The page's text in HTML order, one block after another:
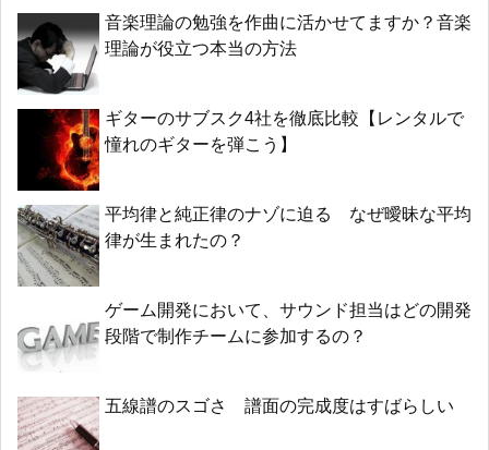
音楽理論の勉強を作曲に活かせてますか？音楽
理論が役立つ本当の方法
ギターのサブスク4社を徹底比較【レンタルで
憧れのギターを弾こう】
平均律と純正律のナゾに迫る なぜ曖昧な平均
律が生まれたの？
ゲーム開発において、サウンド担当はどの開発
段階で制作チームに参加するの？
五線譜のスゴさ 譜面の完成度はすばらしい